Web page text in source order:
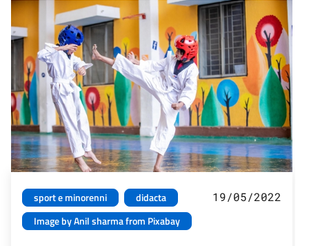
sport e minorenni
didacta
Image by Anil sharma from Pixabay
19/05/2022